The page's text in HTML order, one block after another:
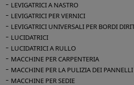
LEVIGATRICI A NASTRO
LEVIGATRICI PER VERNICI
LEVIGATRICI UNIVERSALI PER BORDI
LUCIDATRICI
LUCIDATRICI A RULLO
MACCHINE PER CARPENTERIA
MACCHINE PER LA PULIZIA DEI PANNELLI
MACCHINE PER SEDIE